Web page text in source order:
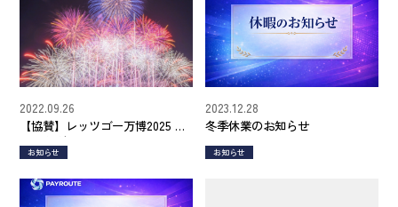
【協賛】レッツゴー万博2025 カ
ウントダウン3
2022.09.26
お知らせ
冬季休業のお知らせ
2023.12.28
お知らせ